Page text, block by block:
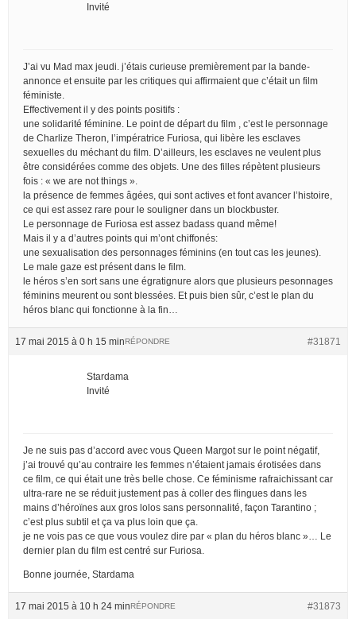
Invité
J’ai vu Mad max jeudi. j’étais curieuse premièrement par la bande-
annonce et ensuite par les critiques qui affirmaient que c’était un film
féministe.
Effectivement il y des points positifs :
une solidarité féminine. Le point de départ du film , c’est le personnage
de Charlize Theron, l’impératrice Furiosa, qui libère les esclaves
sexuelles du méchant du film. D’ailleurs, les esclaves ne veulent plus
être considérées comme des objets. Une des filles répètent plusieurs
fois : « we are not things ».
la présence de femmes âgées, qui sont actives et font avancer l’histoire,
ce qui est assez rare pour le souligner dans un blockbuster.
Le personnage de Furiosa est assez badass quand même!
Mais il y a d’autres points qui m’ont chiffonés:
une sexualisation des personnages féminins (en tout cas les jeunes).
Le male gaze est présent dans le film.
le héros s’en sort sans une égratignure alors que plusieurs pesonnages
féminins meurent ou sont blessées. Et puis bien sûr, c’est le plan du
héros blanc qui fonctionne à la fin…
17 mai 2015 à 0 h 15 min #31871
RÉPONDRE
Stardama
Invité
Je ne suis pas d’accord avec vous Queen Margot sur le point négatif,
j’ai trouvé qu’au contraire les femmes n’étaient jamais érotisées dans
ce film, ce qui était une très belle chose. Ce féminisme rafraichissant car
ultra-rare ne se réduit justement pas à coller des flingues dans les
mains d’héroïnes aux gros lolos sans personnalité, façon Tarantino ;
c’est plus subtil et ça va plus loin que ça.
je ne vois pas ce que vous voulez dire par « plan du héros blanc »… Le
dernier plan du film est centré sur Furiosa.
Bonne journée, Stardama
17 mai 2015 à 10 h 24 min #31873
RÉPONDRE